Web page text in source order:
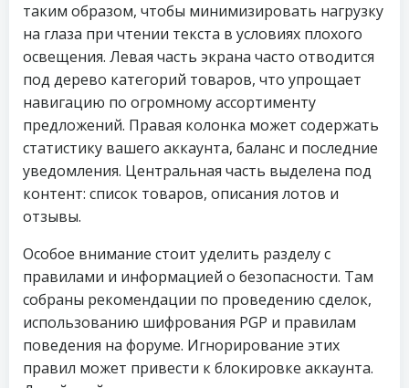
таким образом, чтобы минимизировать нагрузку
на глаза при чтении текста в условиях плохого
освещения. Левая часть экрана часто отводится
под дерево категорий товаров, что упрощает
навигацию по огромному ассортименту
предложений. Правая колонка может содержать
статистику вашего аккаунта, баланс и последние
уведомления. Центральная часть выделена под
контент: список товаров, описания лотов и
отзывы.
Особое внимание стоит уделить разделу с
правилами и информацией о безопасности. Там
собраны рекомендации по проведению сделок,
использованию шифрования PGP и правилам
поведения на форуме. Игнорирование этих
правил может привести к блокировке аккаунта.